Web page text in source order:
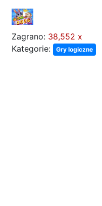
Zagrano: 38,552 x
Kategorie:
Gry logiczne